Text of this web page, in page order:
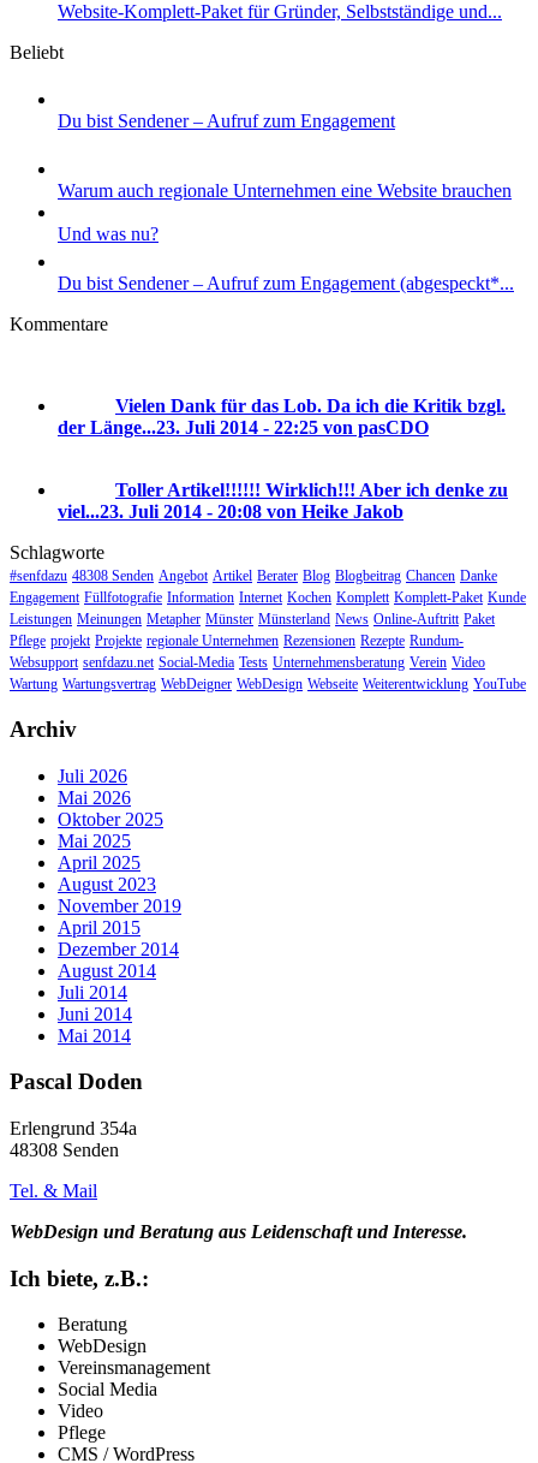
Website-Komplett-Paket für Gründer, Selbstständige und...
Beliebt
Du bist Sendener – Aufruf zum Engagement
Warum auch regionale Unternehmen eine Website brauchen
Und was nu?
Du bist Sendener – Aufruf zum Engagement (abgespeckt*...
Kommentare
Vielen Dank für das Lob. Da ich die Kritik bzgl.
der Länge...23. Juli 2014 - 22:25 von pasCDO
Toller Artikel!!!!!! Wirklich!!! Aber ich denke zu
viel...23. Juli 2014 - 20:08 von Heike Jakob
Schlagworte
#senfdazu 48308 Senden Angebot Artikel Berater Blog Blogbeitrag Chancen Danke
Engagement Füllfotografie Information Internet Kochen Komplett Komplett-Paket Kunde
Leistungen Meinungen Metapher Münster Münsterland News Online-Auftritt Paket
Pflege projekt Projekte regionale Unternehmen Rezensionen Rezepte Rundum-
Websupport senfdazu.net Social-Media Tests Unternehmensberatung Verein Video
Wartung Wartungsvertrag WebDeigner WebDesign Webseite Weiterentwicklung YouTube
Archiv
Juli 2026
Mai 2026
Oktober 2025
Mai 2025
April 2025
August 2023
November 2019
April 2015
Dezember 2014
August 2014
Juli 2014
Juni 2014
Mai 2014
Pascal Doden
Erlengrund 354a
48308 Senden
Tel. & Mail
WebDesign und Beratung aus Leidenschaft und Interesse.
Ich biete, z.B.:
Beratung
WebDesign
Vereinsmanagement
Social Media
Video
Pflege
CMS / WordPress